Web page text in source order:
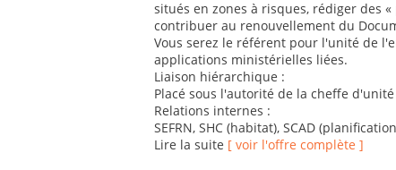
situés en zones à risques, rédiger des
contribuer au renouvellement du
Vous serez le référent pour l'unité de
applications ministérielles liées.
Liaison hiérarchique :
Placé sous l'autorité de la cheffe d'unité
Relations internes :
SEFRN, SHC (habitat), SCAD
Lire la suite [ voir l'offre complète ]